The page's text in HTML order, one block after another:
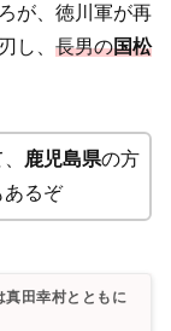
が、徳川軍が再
し、 長男の国松
鹿児島県の方
あるぞ
真田幸村とともに